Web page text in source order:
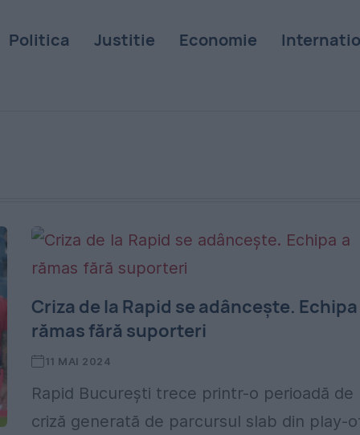
Politica Justitie Economie
Criza de la Rapid se adâncește.
rămas fără suporteri
11 MAI 2024
Rapid București trece printr-o perioadă de
criză generată de parcursul slab din play-